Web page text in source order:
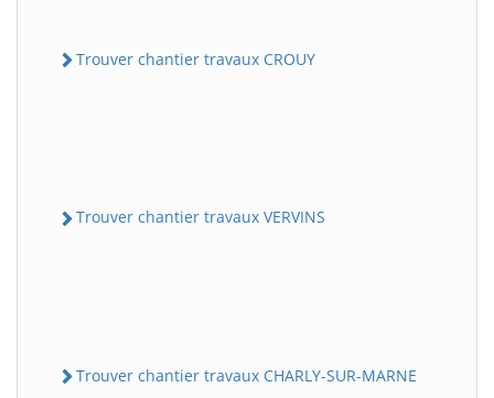
Trouver chantier travaux CROUY
Trouver chantier travaux VERVINS
Trouver chantier travaux CHARLY-SUR-MARNE